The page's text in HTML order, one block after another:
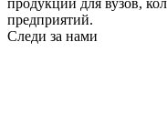
предприятий.
Следи за нами